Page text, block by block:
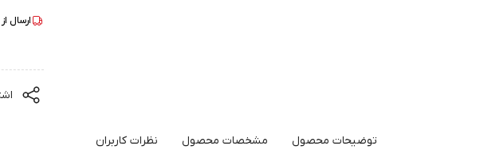
ارسال از
توضیحات محصول مشخصات محصول نظرات کاربران